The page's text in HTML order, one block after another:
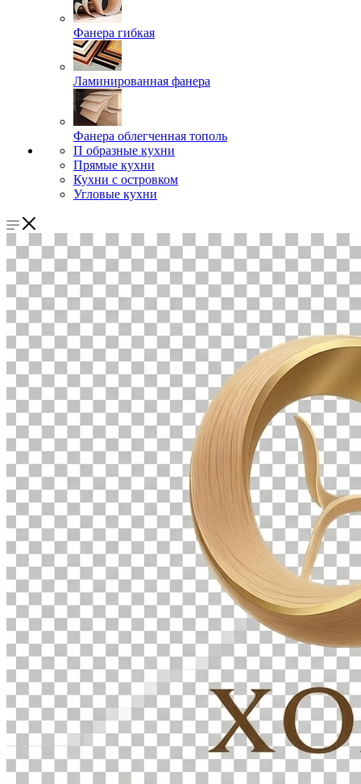
Фанера гибкая
Ламинированная фанера
Фанера облегченная тополь
П образные кухни
Прямые кухни
Кухни с островком
Угловые кухни